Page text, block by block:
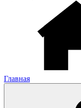
Главная